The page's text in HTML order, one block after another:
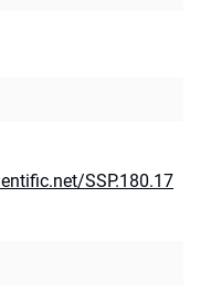
SSP.180.17